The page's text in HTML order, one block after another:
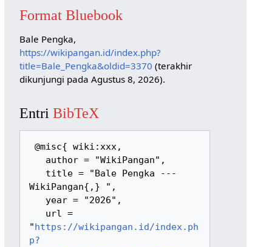
Format Bluebook
Bale Pengka,
https://wikipangan.id/index.php?
title=Bale_Pengka&oldid=3370 (terakhir
dikunjungi pada Agustus 8, 2026).
Entri BibTeX
@misc{ wiki:xxx,
WikiPangan{,} ",
"https://wikipangan.id/index.ph
p?